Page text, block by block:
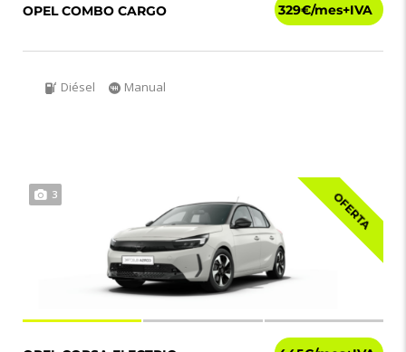
329€
OPEL COMBO CARGO
Diésel Manual
OFERTA
3